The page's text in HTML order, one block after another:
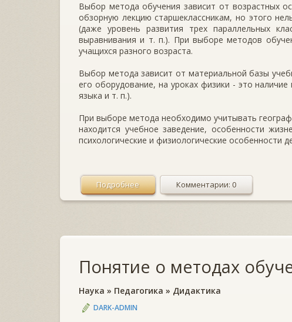
Выбор метода обучения зависит от возрастных
обзорную лекцию старшеклассникам, но этого
(даже уровень развития трех параллельных
выравнивания и т. п.). При выборе методов
учащихся разного возраста.
Выбор метода зависит от материальной базы
его оборудование, на уроках физики - это
языка и т. п.).
При выборе метода необходимо учитывать
находится учебное заведение, особенности
психологические и физиологические особенности
Подробнее Комментарии: 0
Понятие о методах
Наука » Педагогика » Дидактика
DARK-ADMIN